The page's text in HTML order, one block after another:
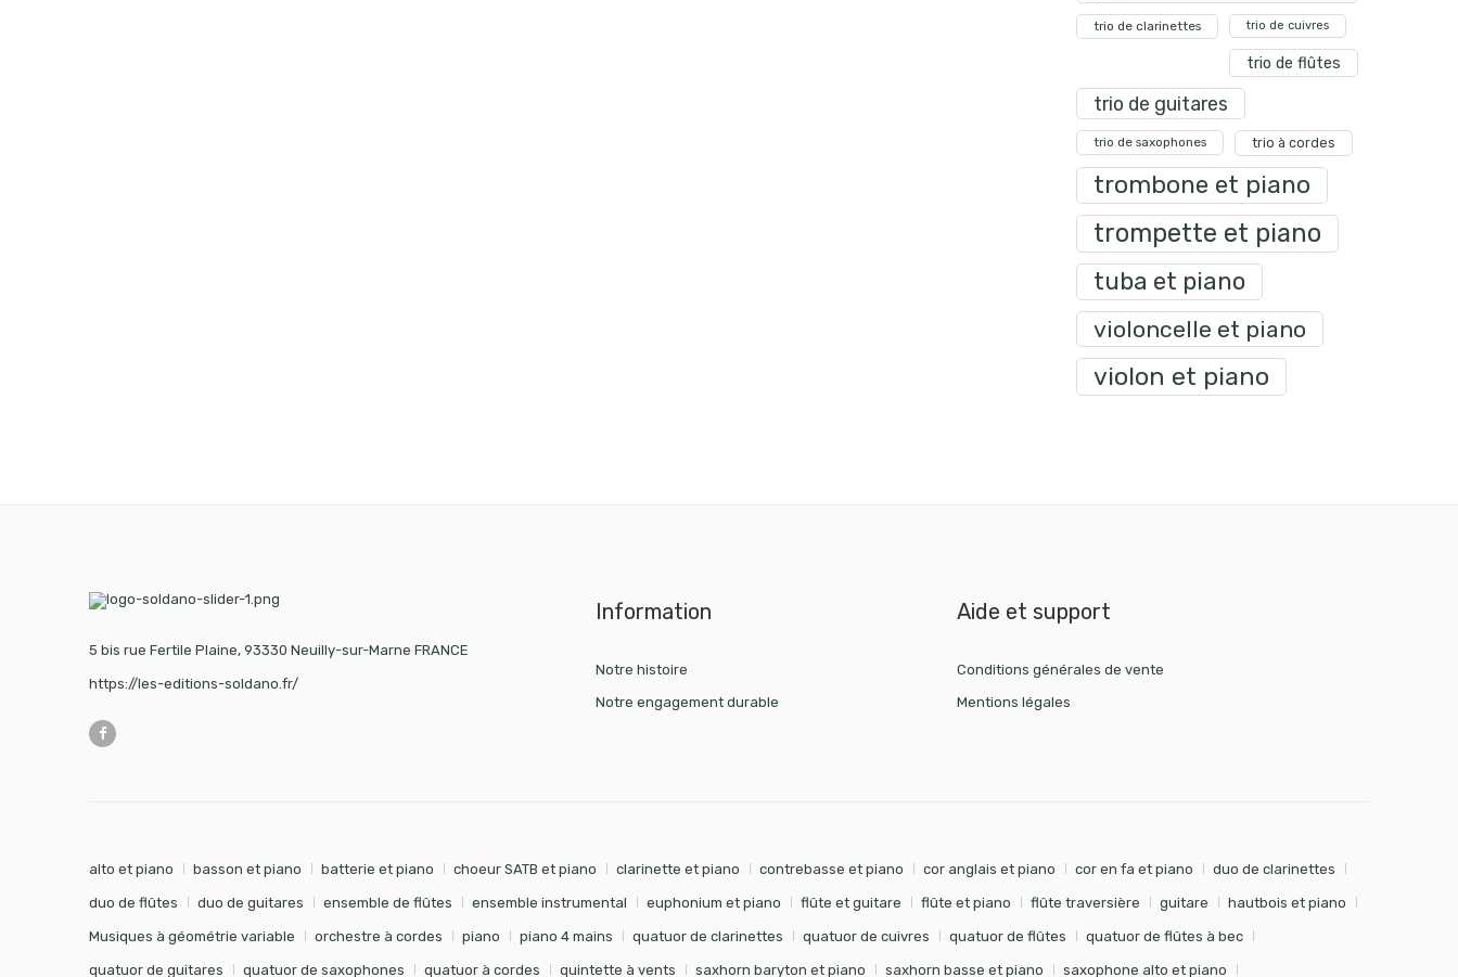
trio de clarinettes trio de cuivres
trio de flûtes
trio de guitares
trio de saxophones trio à cordes
trombone et piano
trompette et piano
tuba et piano
violoncelle et piano
violon et piano
5 bis rue Fertile Plaine, 93330 Neuilly-sur-Marne FRANCE
https://les-editions-soldano.fr/
Information
Notre histoire
Notre engagement durable
Aide et support
Conditions générales de vente
Mentions légales
alto et piano basson et piano batterie et piano choeur SATB et piano clarinette et piano contrebasse et piano cor anglais et piano cor en fa et piano duo de clarinettes
duo de flûtes duo de guitares ensemble de flûtes ensemble instrumental euphonium et piano flûte et guitare flûte et piano flûte traversière guitare hautbois et piano
Musiques à géométrie variable orchestre à cordes piano piano 4 mains quatuor de clarinettes quatuor de cuivres quatuor de flûtes quatuor de flûtes à bec
quatuor de guitares quatuor de saxophones quatuor à cordes quintette à vents saxhorn baryton et piano saxhorn basse et piano saxophone alto et piano